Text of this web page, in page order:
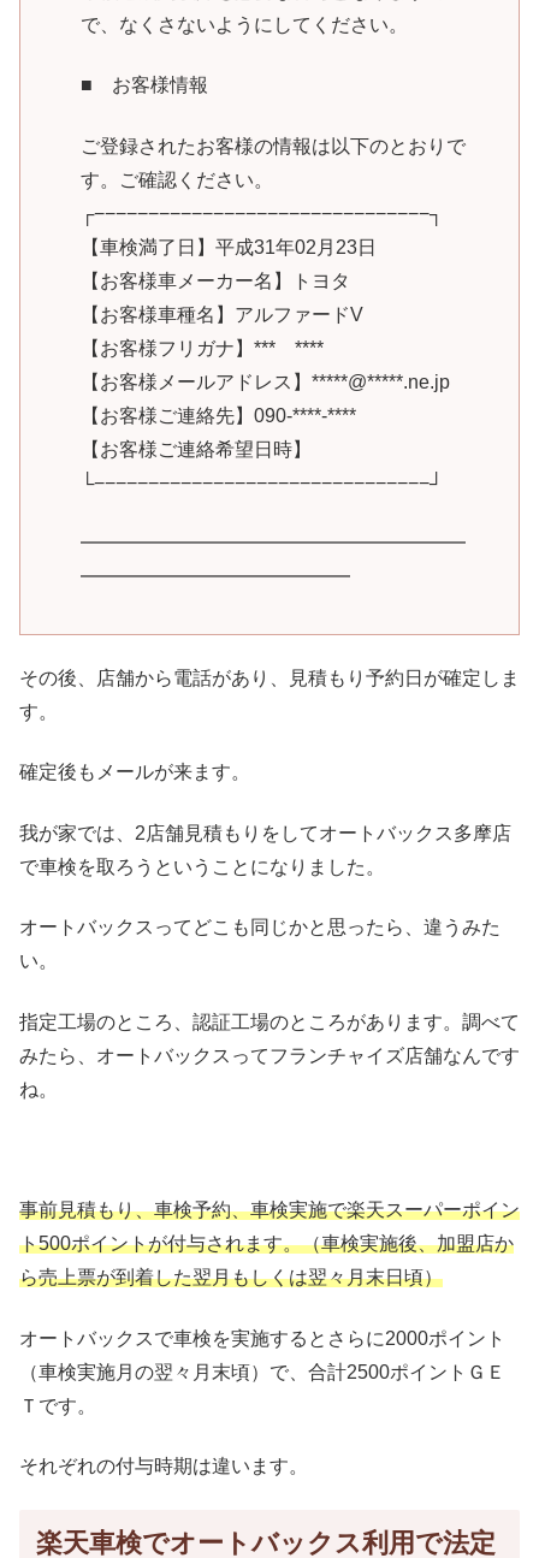
で、なくさないようにしてください。
■ お客様情報
ご登録されたお客様の情報は以下のとおりで
す。ご確認ください。
┌−−−−−−−−−−−−−−−−−−−−−−−−−−−−−−−┐
【車検満了日】平成31年02月23日
【お客様車メーカー名】トヨタ
【お客様車種名】アルファードV
【お客様フリガナ】*** ****
【お客様メールアドレス】*****@*****.ne.jp
【お客様ご連絡先】090-****-****
【お客様ご連絡希望日時】
└−−−−−−−−−−−−−−−−−−−−−−−−−−−−−−−┘
━━━━━━━━━━━━━━━━━━━━
━━━━━━━━━━━━━━
その後、店舗から電話があり、見積もり予約日が確定しま
す。
確定後もメールが来ます。
我が家では、2店舗見積もりをしてオートバックス多摩店
で車検を取ろうということになりました。
オートバックスってどこも同じかと思ったら、違うみた
い。
指定工場のところ、認証工場のところがあります。調べて
みたら、オートバックスってフランチャイズ店舗なんです
ね。
事前見積もり、車検予約、車検実施で楽天スーパーポイン
ト500ポイントが付与されます。（車検実施後、加盟店か
ら売上票が到着した翌月もしくは翌々月末日頃）
オートバックスで車検を実施するとさらに2000ポイント
（車検実施月の翌々月末頃）で、合計2500ポイントＧＥ
Ｔです。
それぞれの付与時期は違います。
楽天車検でオートバックス利用で法定